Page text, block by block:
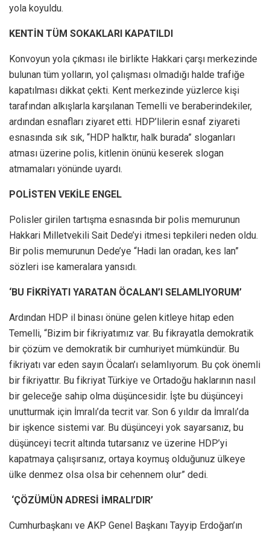
yola koyuldu.
KENTİN TÜM SOKAKLARI KAPATILDI
Konvoyun yola çıkması ile birlikte Hakkari çarşı merkezinde
bulunan tüm yolların, yol çalışması olmadığı halde trafiğe
kapatılması dikkat çekti. Kent merkezinde yüzlerce kişi
tarafından alkışlarla karşılanan Temelli ve beraberindekiler,
ardından esnafları ziyaret etti. HDP’lilerin esnaf ziyareti
esnasında sık sık, “HDP halktır, halk burada” sloganları
atması üzerine polis, kitlenin önünü keserek slogan
atmamaları yönünde uyardı.
POLİSTEN VEKİLE ENGEL
Polisler girilen tartışma esnasında bir polis memurunun
Hakkari Milletvekili Sait Dede’yi itmesi tepkileri neden oldu.
Bir polis memurunun Dede’ye “Hadi lan oradan, kes lan”
sözleri ise kameralara yansıdı.
‘BU FİKRİYATI YARATAN ÖCALAN’I SELAMLIYORUM’
Ardından HDP il binası önüne gelen kitleye hitap eden
Temelli, “Bizim bir fikriyatımız var. Bu fikrayatla demokratik
bir çözüm ve demokratik bir cumhuriyet mümkündür. Bu
fikriyatı var eden sayın Öcalan’ı selamlıyorum. Bu çok önemli
bir fikriyattır. Bu fikriyat Türkiye ve Ortadoğu haklarının nasıl
bir geleceğe sahip olma düşüncesidir. İşte bu düşünceyi
unutturmak için İmralı’da tecrit var. Son 6 yıldır da İmralı’da
bir işkence sistemi var. Bu düşünceyi yok sayarsanız, bu
düşünceyi tecrit altında tutarsanız ve üzerine HDP’yi
kapatmaya çalışırsanız, ortaya koymuş olduğunuz ülkeye
ülke denmez olsa olsa bir cehennem olur” dedi.
‘ÇÖZÜMÜN ADRESİ İMRALI’DIR’
Cumhurbaşkanı ve AKP Genel Başkanı Tayyip Erdoğan’ın